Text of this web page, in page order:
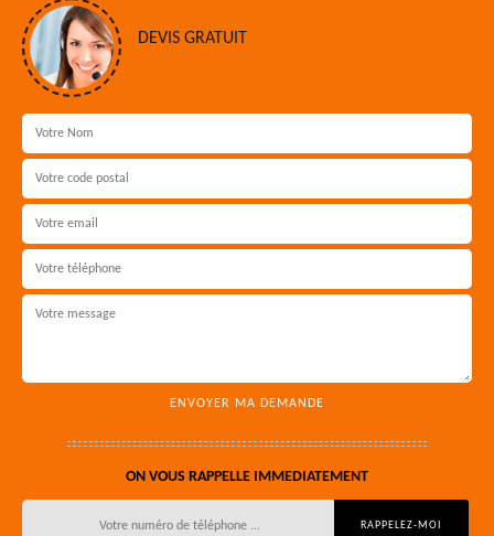
DEVIS GRATUIT
ON VOUS RAPPELLE IMMEDIATEMENT